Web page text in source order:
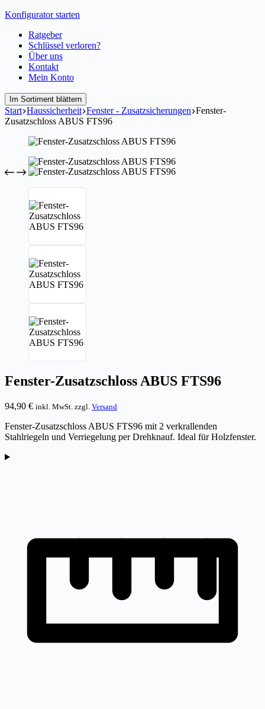
Konfigurator starten
Ratgeber
Schlüssel verloren?
Über uns
Kontakt
Mein Konto
Im Sortiment blättern
Start Haussicherheit Fenster - Zusatzsicherungen Fenster-
Zusatzschloss ABUS FTS96
Fenster-Zusatzschloss ABUS FTS96
94,90 € inkl. MwSt. zzgl. Versand
Fenster-Zusatzschloss ABUS FTS96 mit 2 verkrallenden
Stahlriegeln und Verriegelung per Drehknauf. Ideal für Holzfenster.